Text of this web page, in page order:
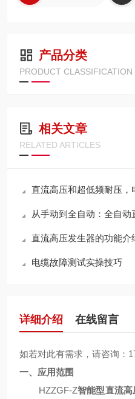
产品分类
PRODUCT CLASSIFICATION
相关文章
RELATED ARTICLES
直流高压和超低频耐压，
从手动到全自动：全自动直
直流高压发生器的功能介
电缆故障测试实操技巧
详细介绍 在线留言
如若对此有需求，请咨询：
一、应用范围
HZZGF-Z智能型直流高